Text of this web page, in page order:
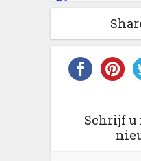
Schrijf u